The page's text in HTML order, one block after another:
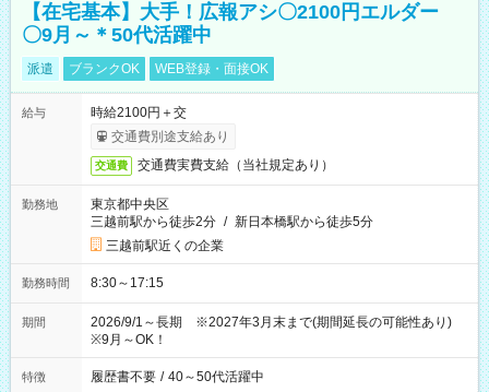
【在宅基本】大手！広報アシ〇2100円エルダー
〇9月～＊50代活躍中
派遣 ブランクOK WEB登録・面接OK
給与
時給2100円＋交
交通費別途支給あり
交通費 交通費実費支給（当社規定あり）
勤務地
東京都中央区
三越前駅から徒歩2分 / 新日本橋駅から徒歩5分
三越前駅近くの企業
勤務時間 8:30～17:15
期間
2026/9/1～長期 ※2027年3月末まで(期間延長の可能性あり)
※9月～OK！
特徴 履歴書不要 / 40～50代活躍中